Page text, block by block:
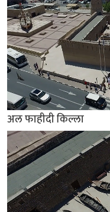
अल फाहीदी किल्ला